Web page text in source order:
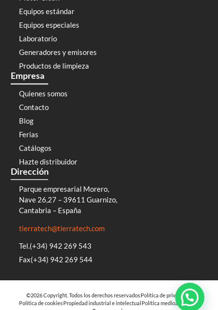
Equipos estándar
Equipos especiales
Laboratorio
Generadores y emisores
Productos de limpieza
Empresa
Quienes somos
Contacto
Blog
Ferias
Catálogos
Hazte distribuidor
Dirección
Parque empresarial Morero,
Nave 26,27 – 39611 Guarnizo,
Cantabria – España
tierratech@tierratech.com
Tel.(+34) 942 269 543
Fax(+34) 942 269 544
©2026 Copyright. Todos los derechos reservadosPolítica de privacidad
Política de cookiesPropiedad industrial e intelectualPolítica medioambiental